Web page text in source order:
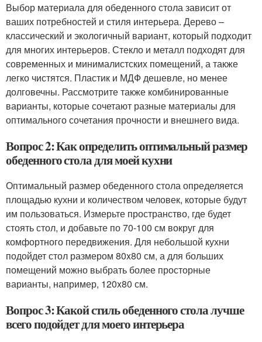
Выбор материала для обеденного стола зависит от
ваших потребностей и стиля интерьера. Дерево –
классический и экологичный вариант, который подходит
для многих интерьеров. Стекло и металл подходят для
современных и минималистских помещений, а также
легко чистятся. Пластик и МДФ дешевле, но менее
долговечны. Рассмотрите также комбинированные
варианты, которые сочетают разные материалы для
оптимального сочетания прочности и внешнего вида.
Вопрос 2: Как определить оптимальный размер
обеденного стола для моей кухни
Оптимальный размер обеденного стола определяется
площадью кухни и количеством человек, которые будут
им пользоваться. Измерьте пространство, где будет
стоять стол, и добавьте по 70-100 см вокруг для
комфортного передвижения. Для небольшой кухни
подойдет стол размером 80x80 см, а для больших
помещений можно выбрать более просторные
варианты, например, 120x80 см.
Вопрос 3: Какой стиль обеденного стола лучше
всего подойдет для моего интерьера